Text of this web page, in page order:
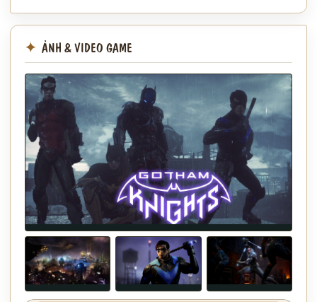
ẢNH & VIDEO GAME